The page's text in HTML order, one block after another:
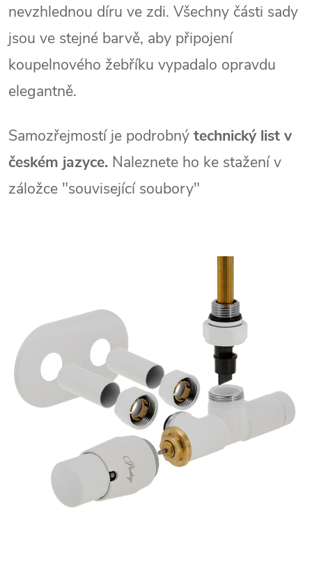
nevzhlednou díru ve zdi. Všechny části sady
jsou ve stejné barvě, aby připojení
koupelnového žebříku vypadalo opravdu
elegantně.
Samozřejmostí je podrobný technický list v
českém jazyce. Naleznete ho ke stažení v
záložce "související soubory"